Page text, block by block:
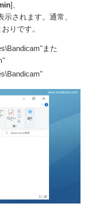
]、
されます。通常、
りです。
また